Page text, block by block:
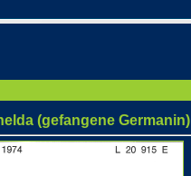
(gefangene Germanin)